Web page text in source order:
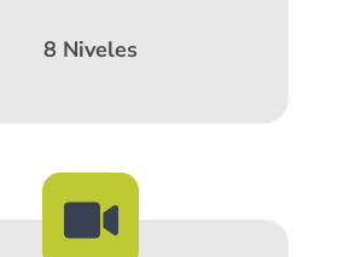
8 Niveles